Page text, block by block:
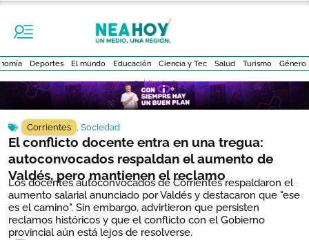
Deportes El mundo Educación Ciencia y Tec Salud Turismo Género
- Publicidad -
Corrientes , Sociedad
El conflicto docente entra en una tregua:
autoconvocados respaldan el aumento de
Valdés, pero mantienen el reclamo
Los docentes autoconvocados de Corrientes respaldaron el
aumento salarial anunciado por Valdés y destacaron que "ese
es el camino". Sin embargo, advirtieron que persisten
reclamos históricos y que el conflicto con el Gobierno
provincial aún está lejos de resolverse.